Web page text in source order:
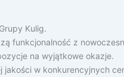
Kulig.
funkcjonalność z
na wyjątkowe okazje.
w konkurencyjnych